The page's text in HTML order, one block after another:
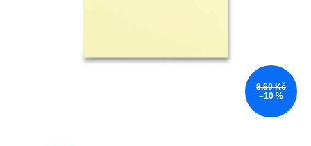
8,50 Kč
–10 %